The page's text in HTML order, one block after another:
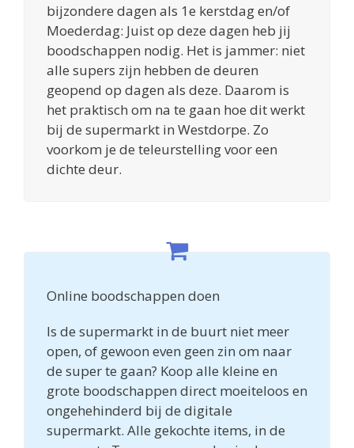
bijzondere dagen als 1e kerstdag en/of
Moederdag: Juist op deze dagen heb jij
boodschappen nodig. Het is jammer: niet
alle supers zijn hebben de deuren
geopend op dagen als deze. Daarom is
het praktisch om na te gaan hoe dit werkt
bij de supermarkt in Westdorpe. Zo
voorkom je de teleurstelling voor een
dichte deur.
Online boodschappen doen
Is de supermarkt in de buurt niet meer
open, of gewoon even geen zin om naar
de super te gaan? Koop alle kleine en
grote boodschappen direct moeiteloos en
ongehehinderd bij de digitale
supermarkt. Alle gekochte items, in de